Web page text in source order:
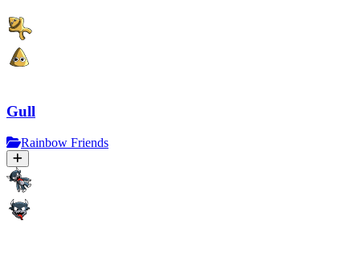
Gull
Rainbow Friends